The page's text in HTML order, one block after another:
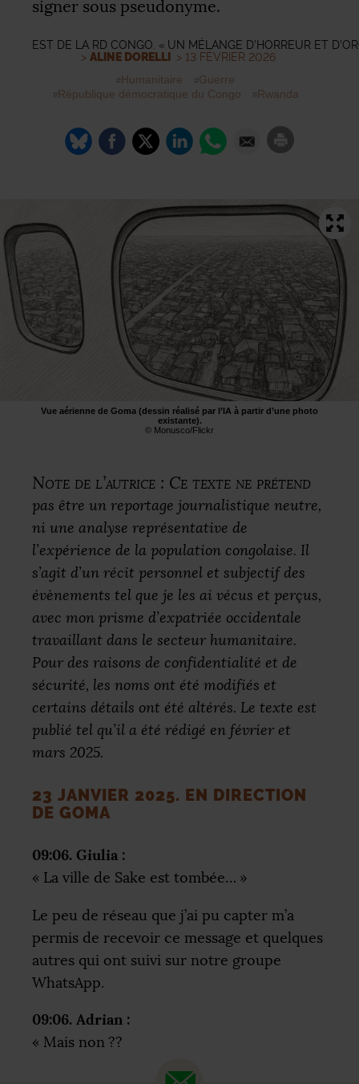
signer sous pseudonyme.
EST DE LA RD CONGO. « UN MÉLANGE D’HORREUR ET
>ALINE DORELLI > 13 FÉVRIER 2026
Humanitaire
Guerre
République démocratique du Congo
Rwanda
Vue aérienne de Goma (dessin réalisé par l’IA à partir d’une photo
existante).
© Monusco/Flickr
Note de l’autrice : Ce texte ne prétend
pas être un reportage journalistique neutre,
ni une analyse représentative de
l’expérience de la population congolaise. Il
s’agit d’un récit personnel et subjectif des
évènements tel que je les ai vécus et perçus,
avec mon prisme d’expatriée occidentale
travaillant dans le secteur humanitaire.
Pour des raisons de confidentialité et de
sécurité, les noms ont été modifiés et
certains détails ont été altérés. Le texte est
publié tel qu’il a été rédigé en février et
mars 2025.
23 JANVIER 2025. EN DIRECTION
DE GOMA
09:06. Giulia :
« La ville de Sake est tombée… »
Le peu de réseau que j’ai pu capter m’a
permis de recevoir ce message et quelques
autres qui ont suivi sur notre groupe
WhatsApp.
09:06. Adrian :
« Mais non ??